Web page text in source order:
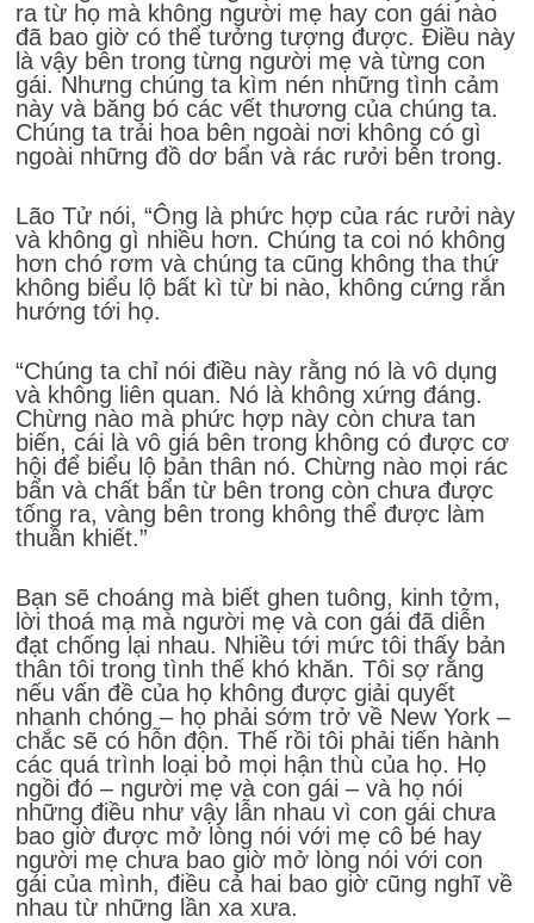
ra từ họ mà không người mẹ hay con gái nào
đã bao giờ có thể tưởng tượng được. Điều này
là vậy bên trong từng người mẹ và từng con
gái. Nhưng chúng ta kìm nén những tình cảm
này và băng bó các vết thương của chúng ta.
Chúng ta trải hoa bên ngoài nơi không có gì
ngoài những đồ dơ bẩn và rác rưởi bên trong.
Lão Tử nói, “Ông là phức hợp của rác rưởi này
và không gì nhiều hơn. Chúng ta coi nó không
hơn chó rơm và chúng ta cũng không tha thứ
không biểu lộ bất kì từ bi nào, không cứng rắn
hướng tới họ.
“Chúng ta chỉ nói điều này rằng nó là vô dụng
và không liên quan. Nó là không xứng đáng.
Chừng nào mà phức hợp này còn chưa tan
biến, cái là vô giá bên trong không có được cơ
hội để biểu lộ bản thân nó. Chừng nào mọi rác
bẩn và chất bẩn từ bên trong còn chưa được
tống ra, vàng bên trong không thể được làm
thuần khiết.”
Bạn sẽ choáng mà biết ghen tuông, kinh tởm,
lời thoá mạ mà người mẹ và con gái đã diễn
đạt chống lại nhau. Nhiều tới mức tôi thấy bản
thân tôi trong tình thế khó khăn. Tôi sợ rằng
nếu vấn đề của họ không được giải quyết
nhanh chóng – họ phải sớm trở về New York –
chắc sẽ có hỗn độn. Thế rồi tôi phải tiến hành
các quá trình loại bỏ mọi hận thù của họ. Họ
ngồi đó – người mẹ và con gái – và họ nói
những điều như vậy lẫn nhau vì con gái chưa
bao giờ được mở lòng nói với mẹ cô bé hay
người mẹ chưa bao giờ mở lòng nói với con
gái của mình, điều cả hai bao giờ cũng nghĩ về
nhau từ những lần xa xưa.